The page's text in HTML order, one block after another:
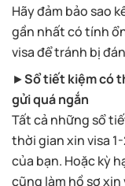
Hãy đảm bảo sao
gần nhất có tính
visa để tránh bị
►Sổ tiết kiệm có
gửi quá ngắn
Tất cả những sổ
thời gian xin visa
của bạn. Hoặc kỳ
cũng làm hồ sơ